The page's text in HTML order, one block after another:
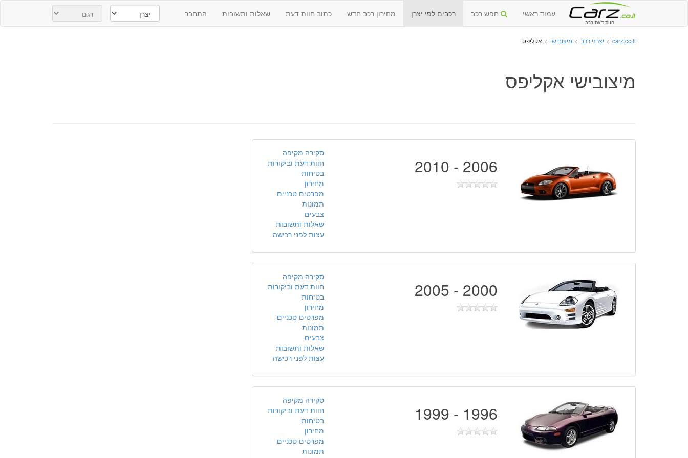
חוות דעת רכב
עמוד ראשי חפש רכב רכבים לפי יצרן מחירון רכב חדש כתוב חוות דעת שאלות ותשובות התחבר
carz.co.il
> יצרני רכב > מיצובישי > אקליפס
מיצובישי אקליפס
2006 - 2010
סקירה מקיפה
חוות דעת וביקורות
בטיחות
מחירון
מפרטים טכניים
תמונות
צבעים
שאלות ותשובות
עצות לפני רכישה
2000 - 2005
סקירה מקיפה
חוות דעת וביקורות
בטיחות
מחירון
מפרטים טכניים
תמונות
צבעים
שאלות ותשובות
עצות לפני רכישה
1996 - 1999
סקירה מקיפה
חוות דעת וביקורות
בטיחות
מחירון
מפרטים טכניים
תמונות